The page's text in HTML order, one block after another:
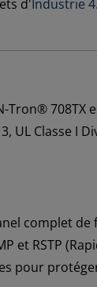
d'Industrie
Tron® 708TX
UL Classe I
complet
et RSTP
pour